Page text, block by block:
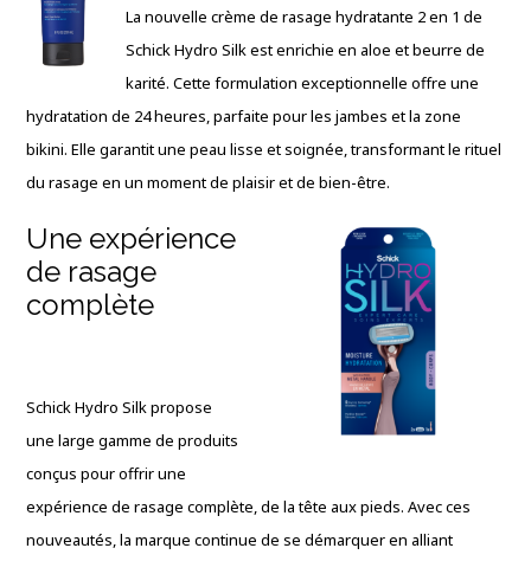
La nouvelle crème de rasage hydratante 2 en 1 de
Schick Hydro Silk est enrichie en aloe et beurre de
karité. Cette formulation exceptionnelle offre une
hydratation de 24 heures, parfaite pour les jambes et la zone
bikini. Elle garantit une peau lisse et soignée, transformant le rituel
du rasage en un moment de plaisir et de bien-être.
Une expérience
de rasage
complète
Schick Hydro Silk propose
une large gamme de produits
conçus pour offrir une
expérience de rasage complète, de la tête aux pieds. Avec ces
nouveautés, la marque continue de se démarquer en alliant